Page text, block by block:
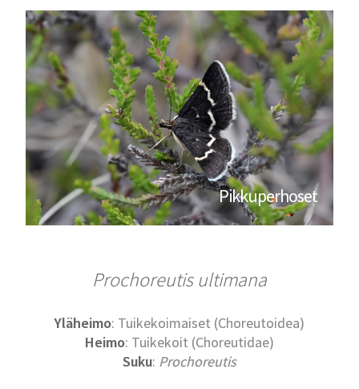
Pikkuperhoset
Prochoreutis ultimana
Yläheimo: Tuikekoimaiset (Choreutoidea)
Heimo: Tuikekoit (Choreutidae)
Suku: Prochoreutis